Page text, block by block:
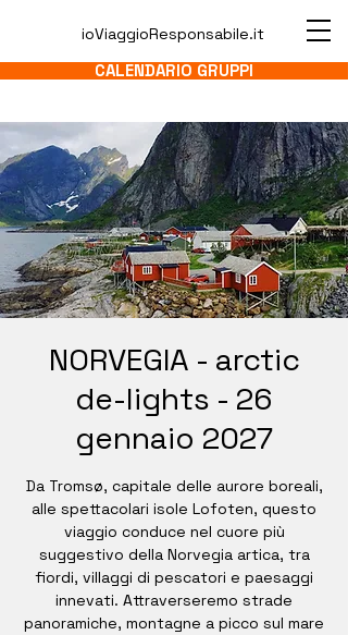
ioViaggioResponsabile.it
CALENDARIO GRUPPI
NORVEGIA - arctic
de-lights - 26
gennaio 2027
Da Tromsø, capitale delle aurore boreali,
alle spettacolari isole Lofoten, questo
viaggio conduce nel cuore più
suggestivo della Norvegia artica, tra
fiordi, villaggi di pescatori e paesaggi
innevati. Attraverseremo strade
panoramiche, montagne a picco sul mare